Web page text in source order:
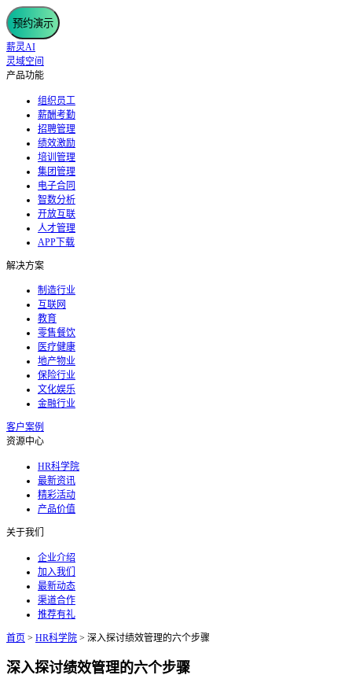
预约演示
薪灵AI
灵域空间
产品功能
组织员工
薪酬考勤
招聘管理
绩效激励
培训管理
集团管理
电子合同
智数分析
开放互联
人才管理
APP下载
解决方案
制造行业
互联网
教育
零售餐饮
医疗健康
地产物业
保险行业
文化娱乐
金融行业
客户案例
资源中心
HR科学院
最新资讯
精彩活动
产品价值
关于我们
企业介绍
加入我们
最新动态
渠道合作
推荐有礼
首页 > HR科学院 > 深入探讨绩效管理的六个步骤
深入探讨绩效管理的六个步骤